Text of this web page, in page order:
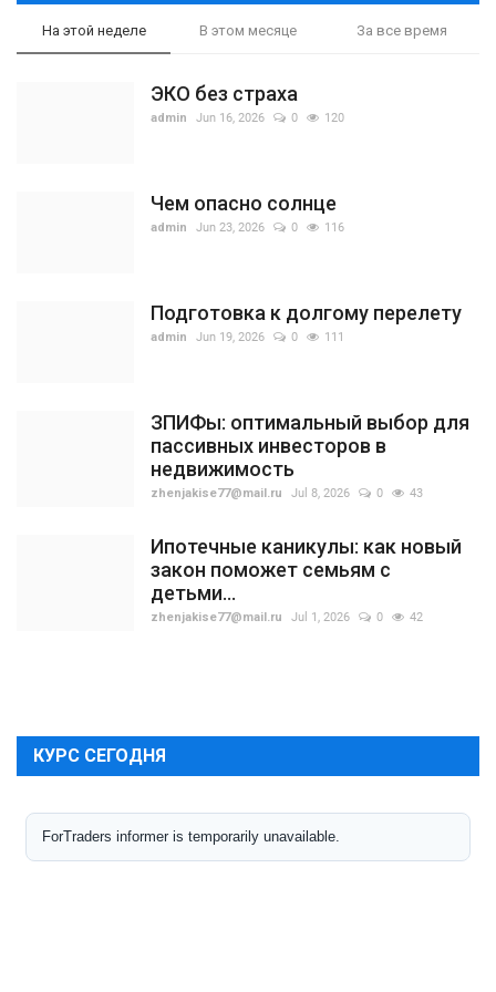
На этой неделе В этом месяце За все время
ЭКО без страха
admin Jun 16, 2026 0 120
Чем опасно солнце
admin Jun 23, 2026 0 116
Подготовка к долгому перелету
admin Jun 19, 2026 0 111
ЗПИФы: оптимальный выбор для
пассивных инвесторов в
недвижимость
zhenjakise77@mail.ru Jul 8, 2026 0 43
Ипотечные каникулы: как новый
закон поможет семьям с
детьми...
zhenjakise77@mail.ru Jul 1, 2026 0 42
КУРС СЕГОДНЯ